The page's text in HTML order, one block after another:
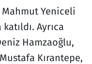
Yeniceli
Ayrıca
Hamzaoğlu,
Kırantepe,